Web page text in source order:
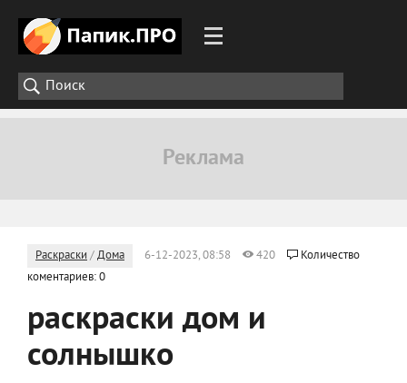
Раскраски /Дома 6-12-2023, 08:58 420
Количество
коментариев: 0
раскраски дом и
солнышко